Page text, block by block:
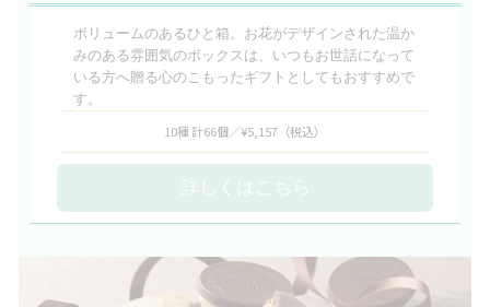
ボリュームのあるひと箱。お花がデザインされた温か
みのある雰囲気のボックスは、いつもお世話になって
いる方へ贈る心のこもったギフトとしてもおすすめで
す。
10種 計66個／¥5,157 （税込）
詳しくはこちら